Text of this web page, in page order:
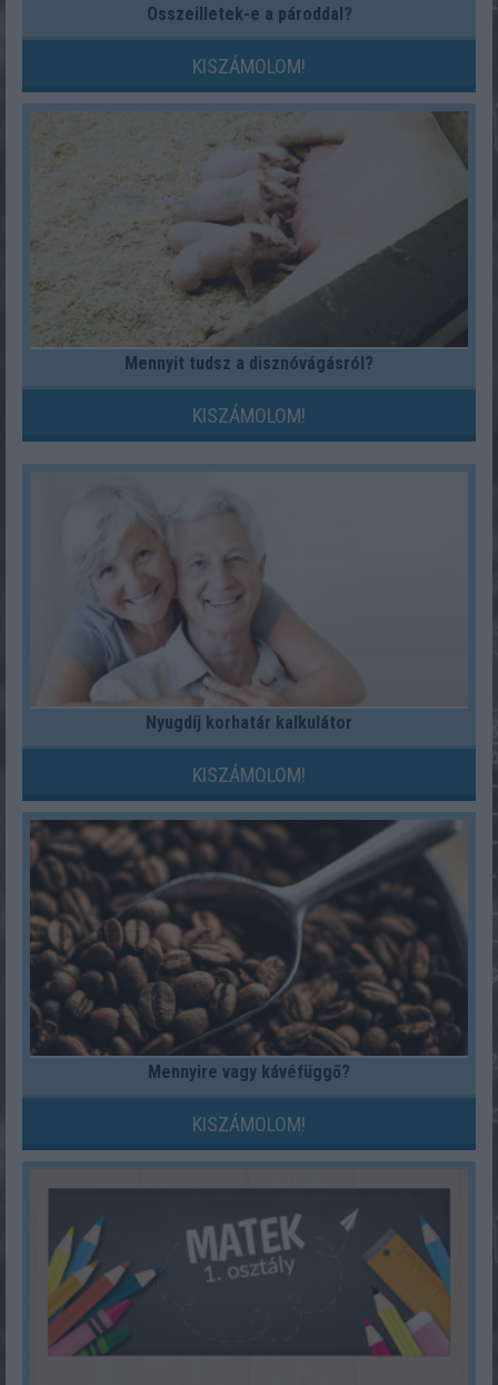
Összeilletek-e a pároddal?
KISZÁMOLOM!
Mennyit tudsz a disznóvágásról?
KISZÁMOLOM!
Nyugdíj korhatár kalkulátor
KISZÁMOLOM!
Mennyire vagy kávéfüggő?
KISZÁMOLOM!